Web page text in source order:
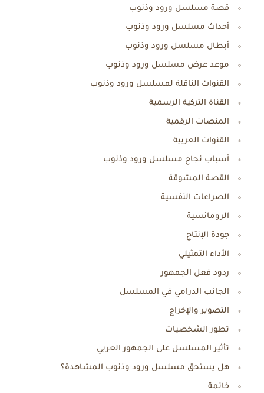
قصة مسلسل ورود وذنوب
أحداث مسلسل ورود وذنوب
أبطال مسلسل ورود وذنوب
موعد عرض مسلسل ورود وذنوب
القنوات الناقلة لمسلسل ورود وذنوب
القناة التركية الرسمية
المنصات الرقمية
القنوات العربية
أسباب نجاح مسلسل ورود وذنوب
القصة المشوقة
الصراعات النفسية
الرومانسية
جودة الإنتاج
الأداء التمثيلي
ردود فعل الجمهور
الجانب الدرامي في المسلسل
التصوير والإخراج
تطور الشخصيات
تأثير المسلسل على الجمهور العربي
هل يستحق مسلسل ورود وذنوب المشاهدة؟
خاتمة